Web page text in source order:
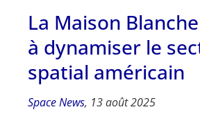
La Maison
à dynamiser le
spatial américain
Space News, 13 août 2025